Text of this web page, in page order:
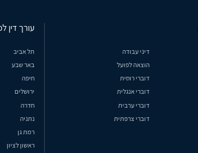
דיני עבודה
הוצאה לפועל
דוברי רוסית
דוברי אנגלית
דוברי ערבית
דוברי צרפתית
עורך דין
תל אביב
באר שבע
חיפה
ירושלים
חדרה
נתניה
רמת גן
ראשון לציון